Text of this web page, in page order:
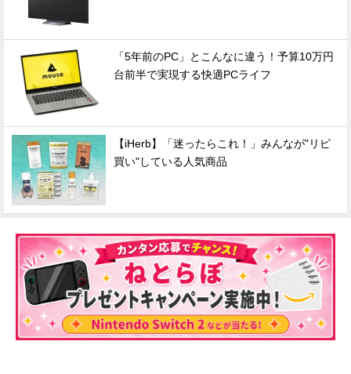
「5年前のPC」とこんなに違う！予算10万円
台前半で実現する快適PCライフ
【iHerb】「迷ったらこれ！」みんなが"リピ
買い"している人気商品